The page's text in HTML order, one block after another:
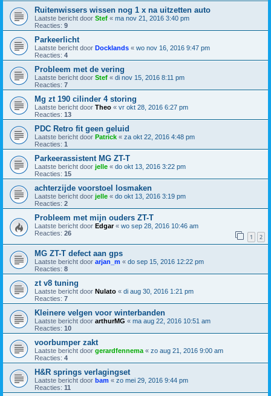
Ruitenwissers wissen nog 1 x na uitzetten auto
Laatste bericht door Stef « ma nov 21, 2016 3:40 pm
Reacties: 9
Parkeerlicht
Laatste bericht door Docklands « wo nov 16, 2016 9:47 pm
Reacties: 4
Probleem met de vering
Laatste bericht door Stef « di nov 15, 2016 8:11 pm
Reacties: 7
Mg zt 190 cilinder 4 storing
Laatste bericht door Theo « vr okt 28, 2016 6:27 pm
Reacties: 13
PDC Retro fit geen geluid
Laatste bericht door Patrick « za okt 22, 2016 4:48 pm
Reacties: 1
Parkeerassistent MG ZT-T
Laatste bericht door jelle « do okt 13, 2016 3:22 pm
Reacties: 15
achterzijde voorstoel losmaken
Laatste bericht door jelle « do okt 13, 2016 3:19 pm
Reacties: 2
Probleem met mijn ouders ZT-T
Laatste bericht door Edgar« wo sep 28, 2016 10:46 am
Reacties: 26 1 2
MG ZT-T defect aan gps
Laatste bericht door arjan_m « do sep 15, 2016 12:22 pm
Reacties: 8
zt v8 tuning
Laatste bericht door Nulato « di aug 30, 2016 1:21 pm
Reacties: 7
Kleinere velgen voor winterbanden
Laatste bericht door arthurMG « ma aug 22, 2016 10:51 am
Reacties: 10
voorbumper zakt
Laatste bericht door gerardfennema « zo aug 21, 2016 9:00 am
Reacties: 4
H&R springs verlagingset
Laatste bericht door bam « zo mei 29, 2016 9:44 pm
Reacties: 11